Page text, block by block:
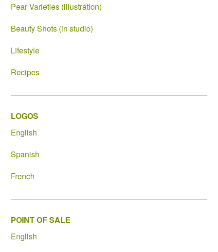
Pear Varieties (illustration)
Beauty Shots (in studio)
Lifestyle
Recipes
LOGOS
English
Spanish
French
POINT OF SALE
English